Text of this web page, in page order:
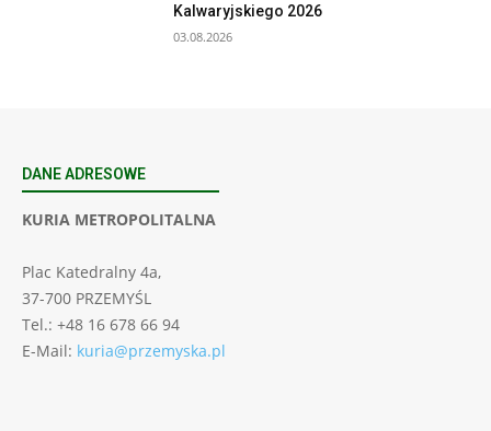
Kalwaryjskiego 2026
03.08.2026
DANE ADRESOWE
KURIA METROPOLITALNA
Plac Katedralny 4a,
37-700 PRZEMYŚL
Tel.: +48 16 678 66 94
E-Mail: kuria@przemyska.pl